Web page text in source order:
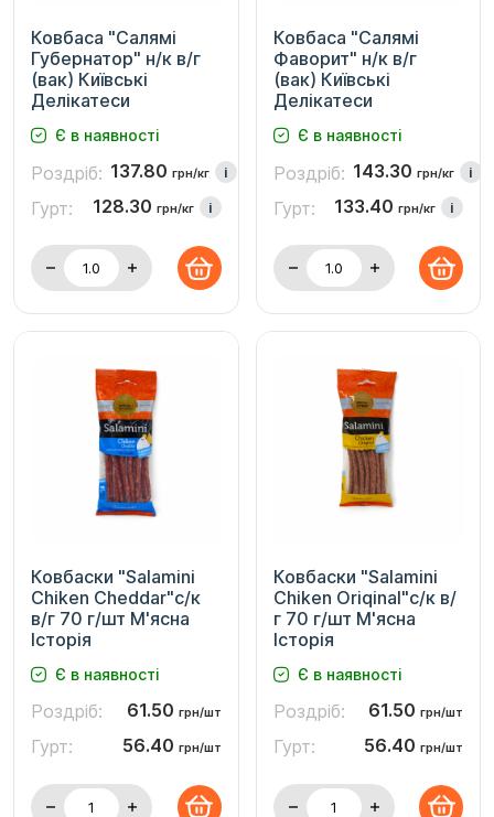
Ковбаса "Салямі
Губернатор" н/к в/г
(вак) Київські
Делікатеси
Є в наявності
Роздріб: 137.80 грн/кг i
Гурт: 128.30 грн/кг i
Ковбаса "Салямі
Фаворит" н/к в/г
(вак) Київські
Делікатеси
Є в наявності
Роздріб: 143.30 грн/кг i
Гурт: 133.40 грн/кг i
Ковбаски "Salamini
Chiken Cheddar"с/к
в/г 70 г/шт М'ясна
Історія
Є в наявності
Роздріб: 61.50 грн/шт
Гурт: 56.40 грн/шт
Ковбаски "Salamini
Chiken Oriqinal"с/к в/
г 70 г/шт М'ясна
Історія
Є в наявності
Роздріб: 61.50 грн/шт
Гурт: 56.40 грн/шт